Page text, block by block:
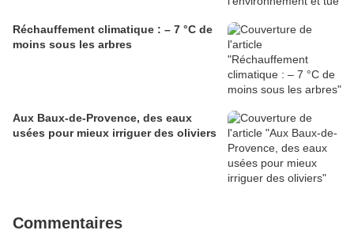
Réchauffement climatique : – 7 °C de
moins sous les arbres
Aux Baux-de-Provence, des eaux
usées pour mieux irriguer des oliviers
Commentaires